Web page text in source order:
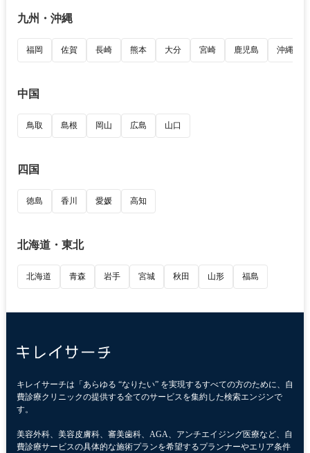
九州・沖縄
福岡 佐賀 長崎 熊本 大分 宮崎 鹿児島 沖縄
中国
鳥取 島根 岡山 広島 山口
四国
徳島 香川 愛媛 高知
北海道・東北
北海道 青森 岩手 宮城 秋田 山形 福島
キレイサーチは「あらゆる “なりたい” を実現するすべての方のために、自
費診療クリニックの提供する全てのサービスを集約した検索エンジンで
す。
美容外科、美容皮膚科、審美歯科、AGA、アンチエイジング医療など、自
費診療サービスの具体的な施術プランを希望するプランナーやエリア条件